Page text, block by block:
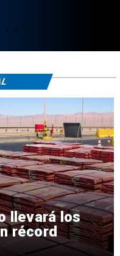
llevará los
récord